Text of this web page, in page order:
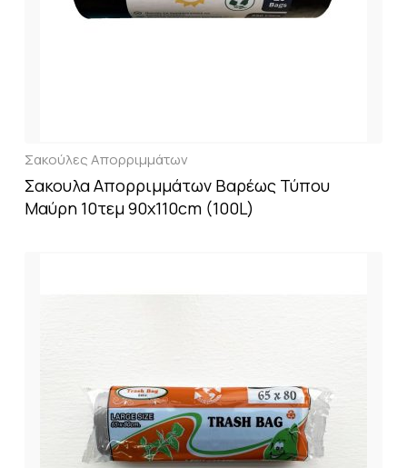
Σακούλες Απορριμμάτων
Σακουλα Απορριμμάτων Βαρέως Τύπου
Μαύρη 10τεμ 90x110cm (100L)